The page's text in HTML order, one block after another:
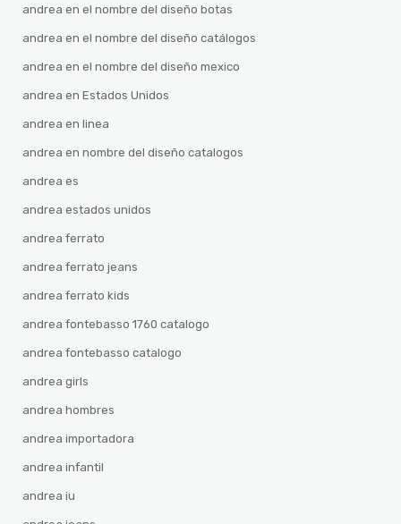
andrea en el nombre del diseño botas
andrea en el nombre del diseño catálogos
andrea en el nombre del diseño mexico
andrea en Estados Unidos
andrea en linea
andrea en nombre del diseño catalogos
andrea es
andrea estados unidos
andrea ferrato
andrea ferrato jeans
andrea ferrato kids
andrea fontebasso 1760 catalogo
andrea fontebasso catalogo
andrea girls
andrea hombres
andrea importadora
andrea infantil
andrea iu